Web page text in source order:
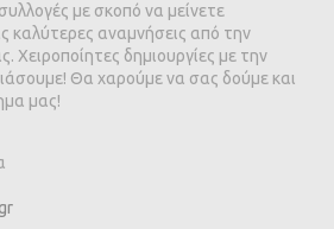
με σκοπό να μείνετε
καλύτερες αναμνήσεις από την
Χειροποίητες δημιουργίες με την
Θα χαρούμε να σας δούμε και
μας!